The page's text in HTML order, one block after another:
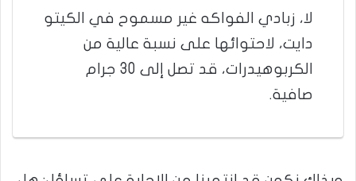
لا، زبادي الفواكه غير مسموح في الكيتو
دايت، لاحتوائها على نسبة عالية من
الكربوهيدرات، قد تصل إلى 30 جرام
صافية.